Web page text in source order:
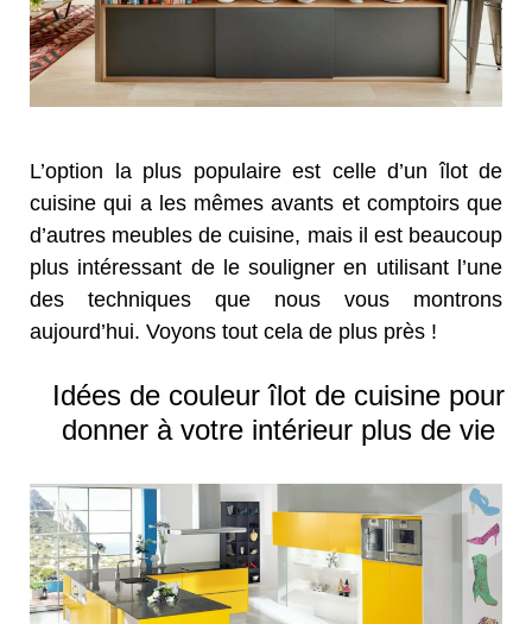
L’option la plus populaire est celle d’un îlot de
cuisine qui a les mêmes avants et comptoirs que
d’autres meubles de cuisine, mais il est beaucoup
plus intéressant de le souligner en utilisant l’une
des techniques que nous vous montrons
aujourd’hui. Voyons tout cela de plus près !
Idées de couleur îlot de cuisine pour
donner à votre intérieur plus de vie